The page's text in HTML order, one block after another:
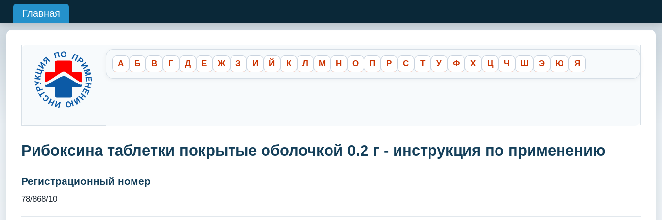
Главная
А Б В Г Д Е Ж З И Й К Л М Н О П Р С Т У Ф Х Ц Ч Ш Э Ю Я
Рибоксина таблетки покрытые оболочкой 0.2 г - инструкция по применению
Регистрационный номер
78/868/10